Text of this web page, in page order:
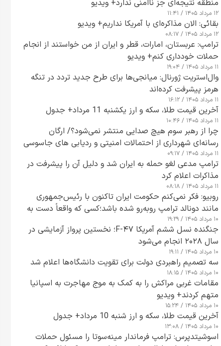
منطقه نتیجه‌ای جز ناامنی ندارد+ ویدیو
۱۲ مرداد ۱۴۰۵ / ۱۱:۴۱
بقائی: الان مذاکره‌ای با آمریکا نداریم+ ویدیو
۱۲ مرداد ۱۴۰۵ / ۰۸:۱۷
ترامپ: عربستان، امارات، قطر و ایران از من خواستند از انجام
حملات خودداری کنم+ ویدیو
۱۱ مرداد ۱۴۰۵ / ۱۹:۰۴
وال‌استریت ژورنال: میانجی‌ها برای طرح جدید تردد در تنگه
هرمز پیشرفت کرده‌اند
۱۱ مرداد ۱۴۰۵ / ۱۶:۱۲
آخرین قیمت طلا، سکه و ارز یکشنبه 11 مرداد+ جدول
۱۱ مرداد ۱۴۰۵ / ۱۰:۴۶
چرا از رهبر سوم هیچ صدایی منتشر نمی‌شود؟/ ارگان
رسانه‌ای شهرداری از احتمالات امنیتی و ردیابی های جاسوسی
گفت
۱۱ مرداد ۱۴۰۵ / ۰۹:۱۷
ترامپ مدعی لغو حمله به ایران شد و دلیل آن را پیشرفت در
مذاکرات اعلام کرد
۱۱ مرداد ۱۴۰۵ / ۰۸:۱۸
روبیو: فکر نمی‌کنم حکومت ایران تاکنون با رئیس‌جمهوری
مانند دونالد ترامپ روبه‌رو شده باشد؛کسی که واقعاً دست به
اقدام می‌زند
۱۰ مرداد ۱۴۰۵ / ۱۹:۲۹
جنگنده نسل ششم آمریکا F-۴۷؛ نخستین پرواز آزمایشی در
سال ۲۰۲۸ انجام می‌شود
۱۰ مرداد ۱۴۰۵ / ۱۹:۱۱
سه تصمیم راهبردی دولت برای تقویت دانشگاه‌ها اعلام شد
۱۰ مرداد ۱۴۰۵ / ۱۸:۱۵
مقامات غربی مراکش را به کمک به موج مهاجرت به اسپانیا
متهم کردند+ ویدیو
۱۰ مرداد ۱۴۰۵ / ۱۵:۲۴
آخرین قیمت طلا، سکه و ارز شنبه 10 مرداد+ جدول
۱۰ مرداد ۱۴۰۵ / ۱۳:۰۸
اسوشیتدپرس: ترامپ فرماندار مینه‌سوتا را مسئول حملات